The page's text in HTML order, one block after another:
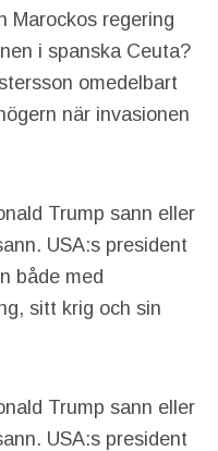
Marockos regering
i spanska Ceuta?
omedelbart
när invasionen
Trump sann eller
USA:s president
både med
sitt krig och sin
Trump sann eller
USA:s president